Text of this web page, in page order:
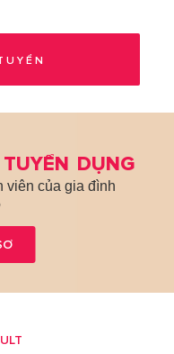
DỤNG
viên của gia đình